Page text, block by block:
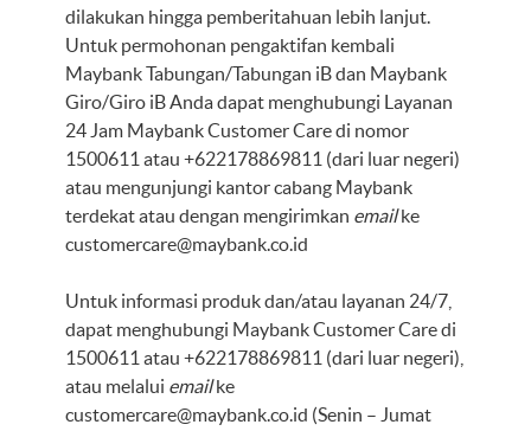
dilakukan hingga pemberitahuan lebih lanjut.
Untuk permohonan pengaktifan kembali
Maybank Tabungan/Tabungan iB dan Maybank
Giro/Giro iB Anda dapat menghubungi Layanan
24 Jam Maybank Customer Care di nomor
1500611 atau +622178869811 (dari luar negeri)
atau mengunjungi kantor cabang Maybank
terdekat atau dengan mengirimkan emailke
customercare@maybank.co.id
Untuk informasi produk dan/atau layanan 24/7,
dapat menghubungi Maybank Customer Care di
1500611 atau +622178869811 (dari luar negeri),
atau melalui emailke
customercare@maybank.co.id (Senin – Jumat